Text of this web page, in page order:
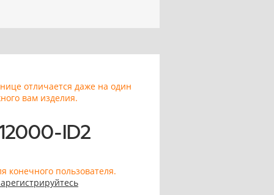
отличается даже на один
вам изделия.
ID2
конечного пользователя.